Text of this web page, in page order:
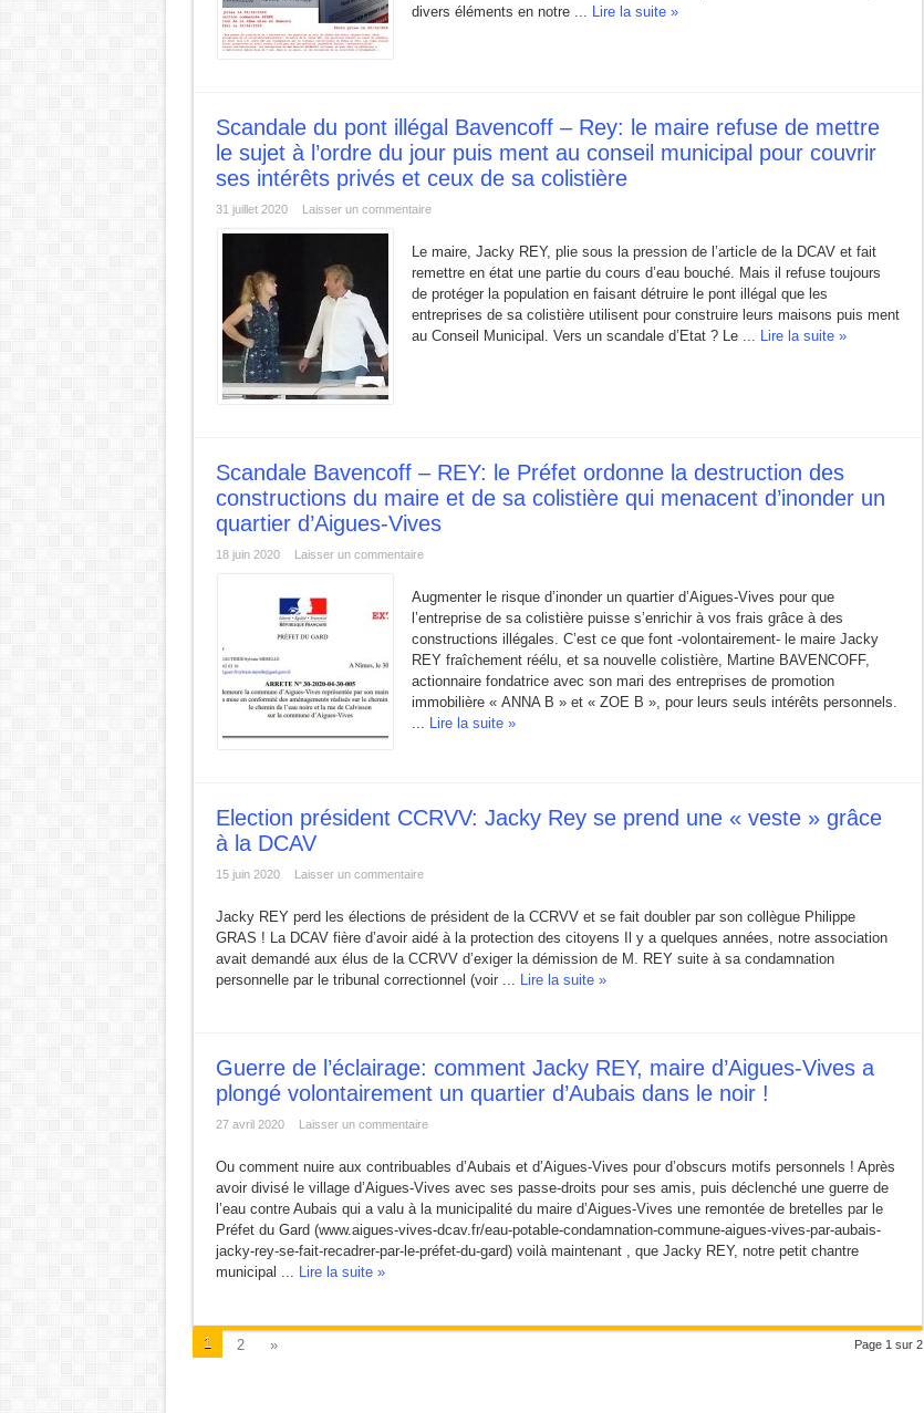
divers éléments en notre ... Lire la suite »
Scandale du pont illégal Bavencoff – Rey: le maire refuse de mettre
le sujet à l’ordre du jour puis ment au conseil municipal pour couvrir
ses intérêts privés et ceux de sa colistière
31 juillet 2020 Laisser un commentaire
Le maire, Jacky REY, plie sous la pression de l’article de la DCAV et fait
remettre en état une partie du cours d’eau bouché. Mais il refuse toujours
de protéger la population en faisant détruire le pont illégal que les
entreprises de sa colistière utilisent pour construire leurs maisons puis ment
au Conseil Municipal. Vers un scandale d’Etat ? Le ... Lire la suite »
Scandale Bavencoff – REY: le Préfet ordonne la destruction des
constructions du maire et de sa colistière qui menacent d’inonder un
quartier d’Aigues-Vives
18 juin 2020 Laisser un commentaire
Augmenter le risque d’inonder un quartier d’Aigues-Vives pour que
l’entreprise de sa colistière puisse s’enrichir à vos frais grâce à des
constructions illégales. C’est ce que font -volontairement- le maire Jacky
REY fraîchement réélu, et sa nouvelle colistière, Martine BAVENCOFF,
actionnaire fondatrice avec son mari des entreprises de promotion
immobilière « ANNA B » et « ZOE B », pour leurs seuls intérêts personnels.
... Lire la suite »
Election président CCRVV: Jacky Rey se prend une « veste » grâce
à la DCAV
15 juin 2020 Laisser un commentaire
Jacky REY perd les élections de président de la CCRVV et se fait doubler par son collègue Philippe
GRAS ! La DCAV fière d’avoir aidé à la protection des citoyens Il y a quelques années, notre association
avait demandé aux élus de la CCRVV d’exiger la démission de M. REY suite à sa condamnation
personnelle par le tribunal correctionnel (voir ... Lire la suite »
Guerre de l’éclairage: comment Jacky REY, maire d’Aigues-Vives a
plongé volontairement un quartier d’Aubais dans le noir !
27 avril 2020 Laisser un commentaire
Ou comment nuire aux contribuables d’Aubais et d’Aigues-Vives pour d’obscurs motifs personnels ! Après
avoir divisé le village d’Aigues-Vives avec ses passe-droits pour ses amis, puis déclenché une guerre de
l’eau contre Aubais qui a valu à la municipalité du maire d’Aigues-Vives une remontée de bretelles par le
Préfet du Gard (www.aigues-vives-dcav.fr/eau-potable-condamnation-commune-aigues-vives-par-aubais-
jacky-rey-se-fait-recadrer-par-le-préfet-du-gard) voilà maintenant , que Jacky REY, notre petit chantre
municipal ... Lire la suite »
Page 1 sur 2
1 2 »